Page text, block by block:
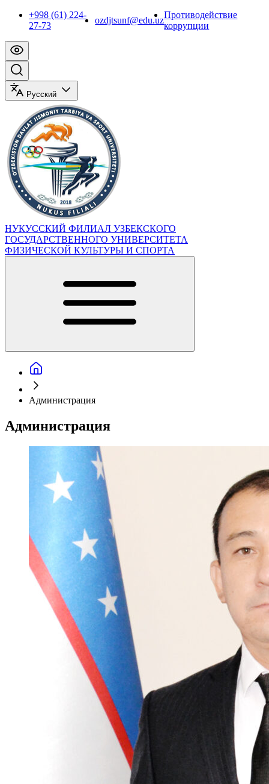
+998 (61) 224-
27-73
ozdjtsunf@edu.uz
Противодействие
коррупции
Русский
НУКУССКИЙ ФИЛИАЛ УЗБЕКСКОГО
ГОСУДАРСТВЕННОГО УНИВЕРСИТЕТА
ФИЗИЧЕСКОЙ КУЛЬТУРЫ И СПОРТА
Администрация
Администрация